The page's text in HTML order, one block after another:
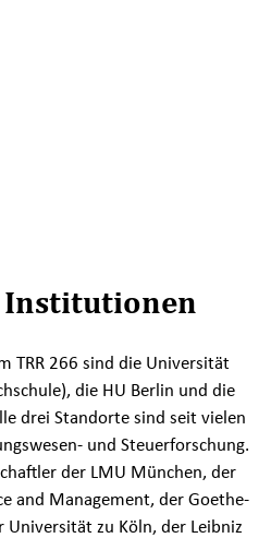
TRR 266 sind die Universität
die HU Berlin und die
drei Standorte sind seit vielen
und Steuerforschung.
der LMU München, der
and Management, der Goethe-
zu Köln, der Leibniz